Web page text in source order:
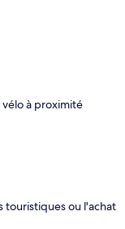
à proximité
touristiques ou l'achat